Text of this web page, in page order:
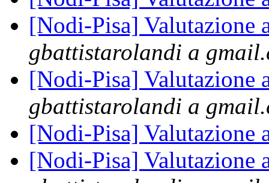
[Nodi-Pisa] Valutazione
gbattistarolandi a
[Nodi-Pisa] Valutazione
gbattistarolandi a
[Nodi-Pisa] Valutazione
[Nodi-Pisa] Valutazione